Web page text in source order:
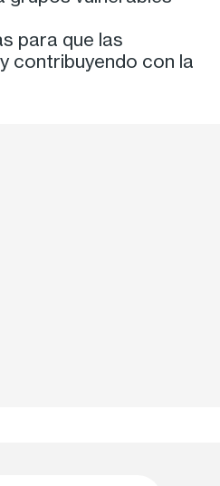
para que las
contribuyendo con la